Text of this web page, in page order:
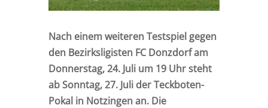
Nach einem weiteren Testspiel gegen
den Bezirksligisten FC Donzdorf am
Donnerstag, 24. Juli um 19 Uhr steht
ab Sonntag, 27. Juli der Teckboten-
Pokal in Notzingen an. Die